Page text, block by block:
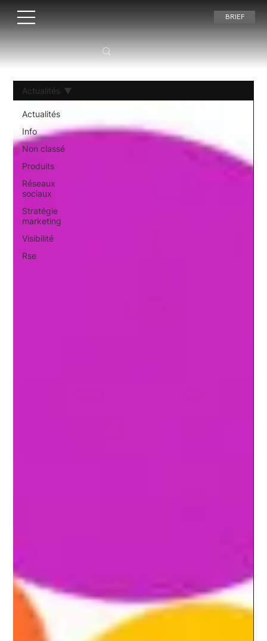
BRIEF
Actualités
Info
Non classé
Produits
Réseaux
sociaux
Stratégie
marketing
Visibilité
Rse
Actualités